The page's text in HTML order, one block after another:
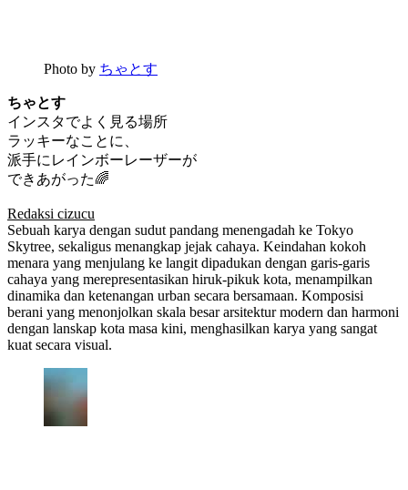
Photo by ちゃとす
ちゃとす
インスタでよく見る場所
ラッキーなことに、
派手にレインボーレーザーが
できあがった🌈
Redaksi cizucu
Sebuah karya dengan sudut pandang menengadah ke Tokyo
Skytree, sekaligus menangkap jejak cahaya. Keindahan kokoh
menara yang menjulang ke langit dipadukan dengan garis-garis
cahaya yang merepresentasikan hiruk-pikuk kota, menampilkan
dinamika dan ketenangan urban secara bersamaan. Komposisi
berani yang menonjolkan skala besar arsitektur modern dan harmoni
dengan lanskap kota masa kini, menghasilkan karya yang sangat
kuat secara visual.